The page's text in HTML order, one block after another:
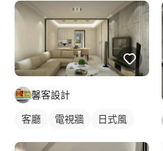
馨客設計
客廳 電視牆 日式風